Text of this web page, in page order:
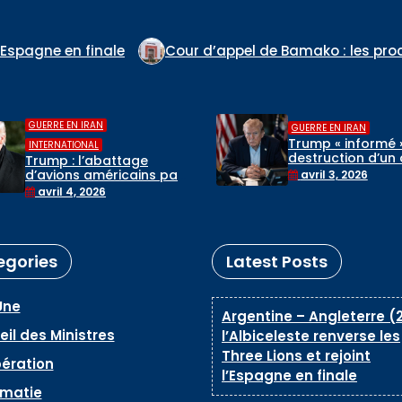
Cour d’appel de Bamako : les procès de Ben le
GUERRE EN IRAN
INTERNATIONAL
Trump : l’abattage
d’avions américains par
l’Iran n’affectera pas
les négociations
avril 4, 2026
GUERRE EN IRAN
Trump « informé
destruction d’un
de chasse au-
de l’Iran, selon la
avril 3, 2026
des Ministres
Latest Posts
Argentine – Angleterre
l’Albiceleste renverse les
Three Lions et rejoint
l’Espagne en finale